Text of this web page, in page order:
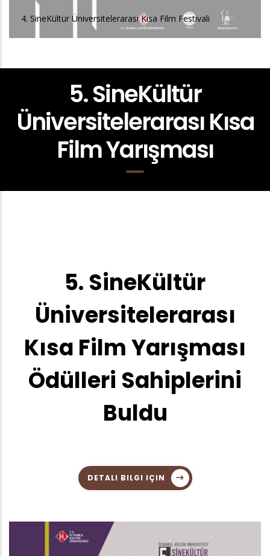
4. SineKültür Üniversitelerarası Kısa Film Festivali
5. SineKültür
Üniversitelerarası Kısa
Film Yarışması
5. SineKültür
Üniversitelerarası
Kısa Film Yarışması
Ödülleri Sahiplerini
Buldu
DETALI BILGI IÇIN